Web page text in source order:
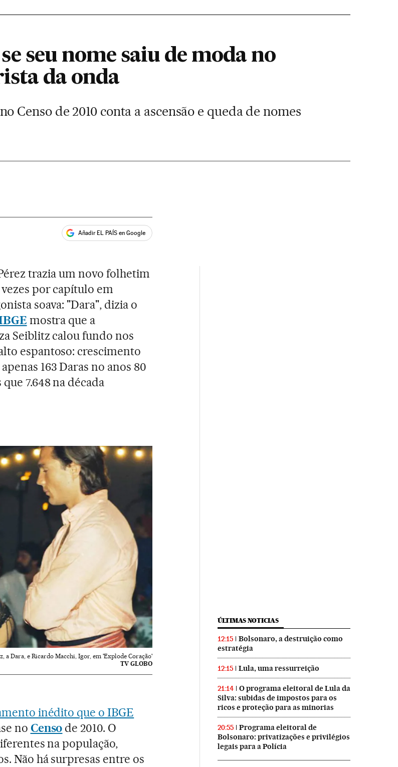
seu nome saiu de moda no
da onda
Censo de 2010 conta a ascensão e queda de nomes
Añadir EL PAÍS en Google
trazia um novo folhetim
vezes por capítulo em
soava: "Dara", dizia o
mostra que a
Seiblitz calou fundo nos
espantoso: crescimento
163 Daras no anos 80
7.648 na década
a Dara, e Ricardo Macchi, Igor, em 'Explode Coração'
TV GLOBO
inédito que o IBGE
no Censo de 2010. O
na população,
Não há surpresas entre os
ÚLTIMAS NOTICIAS
12:15
Bolsonaro, a destruição como
estratégia
12:15 Lula, uma ressurreição
21:14
O programa eleitoral de Lula da
Silva: subidas de impostos para os
ricos e proteção para as minorias
20:55
Programa eleitoral de
Bolsonaro: privatizações e privilégios
legais para a Polícia